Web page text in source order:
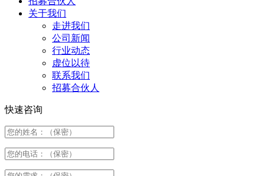
关于我们
走进我们
公司新闻
行业动态
虚位以待
联系我们
招募合伙人
快速咨询